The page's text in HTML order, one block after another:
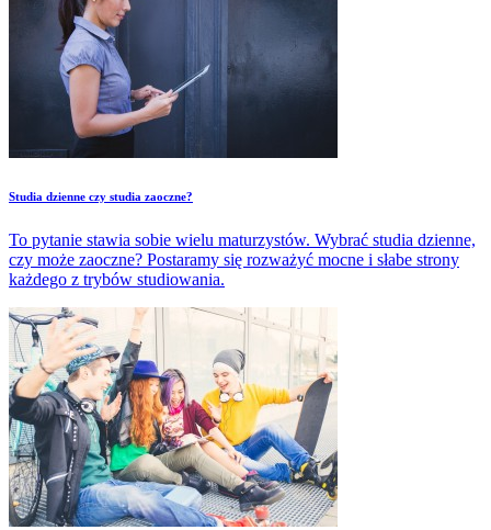
Studia dzienne czy studia zaoczne?
To pytanie stawia sobie wielu maturzystów. Wybrać studia dzienne,
czy może zaoczne? Postaramy się rozważyć mocne i słabe strony
każdego z trybów studiowania.